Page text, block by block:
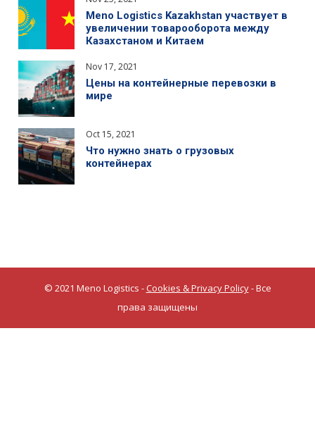
Meno Logistics Kazakhstan участвует в
увеличении товарооборота между
Казахстаном и Китаем
Nov 17, 2021
Цены на контейнерные перевозки в
мире
Oct 15, 2021
Что нужно знать о грузовых
контейнерах
© 2021 Meno Logistics -Cookies & Privacy Policy- Все
права защищены